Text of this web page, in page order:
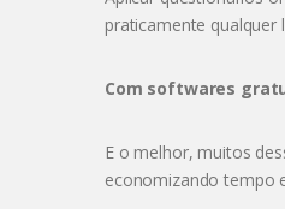
praticamente qualquer
Com softwares
E o melhor, muitos
economizando tempo